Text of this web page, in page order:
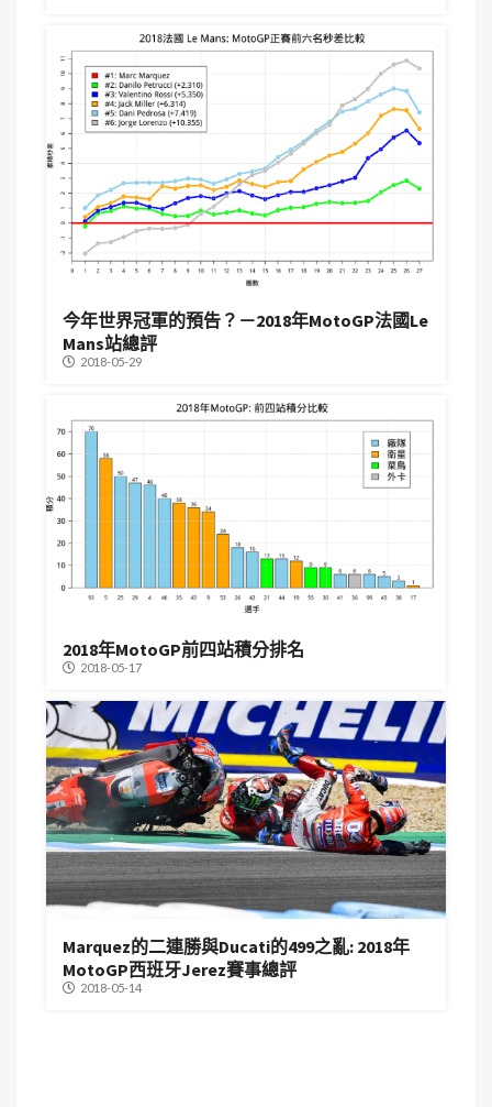
今年世界冠軍的預告？－2018年MotoGP法國Le
Mans站總評
2018-05-29
2018年MotoGP前四站積分排名
2018-05-17
Marquez的二連勝與Ducati的499之亂: 2018年
MotoGP西班牙Jerez賽事總評
2018-05-14